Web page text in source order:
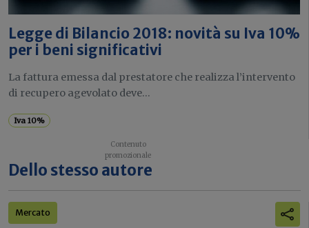
Legge di Bilancio 2018: novità su Iva 10%
per i beni significativi
La fattura emessa dal prestatore che realizza l’intervento
di recupero agevolato deve...
Iva 10%
Dello stesso autore
Mercato